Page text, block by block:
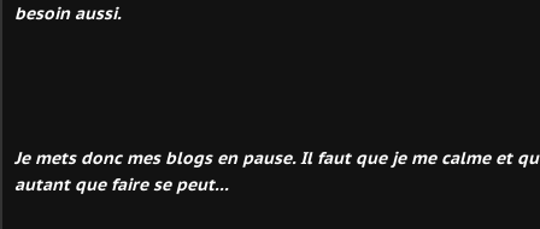
besoin aussi.
Je mets donc mes blogs en pause. Il faut que je me calme et
autant que faire se peut...